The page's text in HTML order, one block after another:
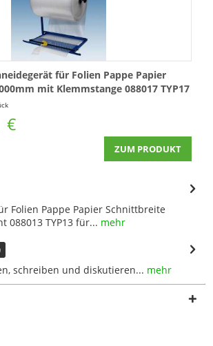
für Folien Pappe Papier
mit Klemmstange 088017 TYP17
€
ZUM PRODUKT
Folien Pappe Papier Schnittbreite
088013 TYP13 für... mehr
schreiben und diskutieren... mehr